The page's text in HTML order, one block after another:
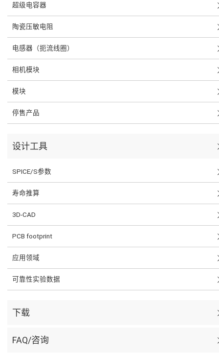
超级电容器
陶瓷压敏电阻
电感器（扼流线圈）
相机模块
模块
停售产品
设计工具
SPICE/S参数
寿命推算
3D-CAD
PCB footprint
应用领域
可靠性实验数据
下载
FAQ/咨询